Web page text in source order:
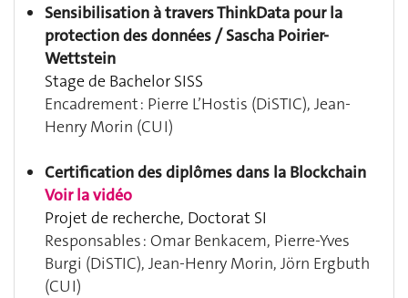
Sensibilisation à travers ThinkData pour la
protection des données / Sascha Poirier-
Wettstein
Stage de Bachelor SISS
Encadrement : Pierre L’Hostis (DiSTIC), Jean-
Henry Morin (CUI)
Certification des diplômes dans la Blockchain
Voir la vidéo
Projet de recherche, Doctorat SI
Responsables : Omar Benkacem, Pierre-Yves
Burgi (DiSTIC), Jean-Henry Morin, Jörn Ergbuth
(CUI)